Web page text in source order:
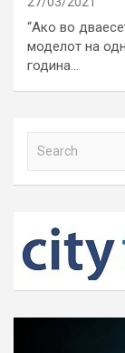
“Ако во
моделот на
година…
h